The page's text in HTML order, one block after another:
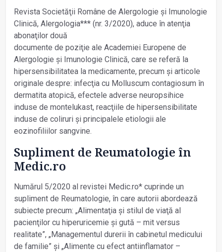
Revista Societăţii Române de Alergologie și Imunologie
Clinică, Alergologia*** (nr. 3/2020), aduce în atenţia
abonaţilor două
documente de poziţie ale Academiei Europene de
Alergologie și Imunologie Clinică, care se referă la
hipersensibilitatea la medicamente, precum și articole
originale despre: infecţia cu Molluscum contagiosum în
dermatita atopică, efectele adverse neuropsihice
induse de montelukast, reacţiile de hipersensibilitate
induse de coliruri și principalele etiologii ale
eozinofiliilor sangvine.
Supliment de Reumatologie în
Medic.ro
Numărul 5/2020 al revistei Medic.ro* cuprinde un
supliment de Reumatologie, în care autorii abordează
subiecte precum: „Alimentaţia și stilul de viaţă al
pacienţilor cu hiperuricemie și gută – mit versus
realitate”, „Managementul durerii în cabinetul medicului
de familie” și „Alimente cu efect antiinflamator –